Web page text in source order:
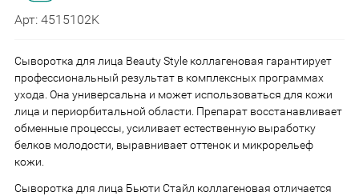
Арт: 4515102K
Сыворотка для лица Beauty Style коллагеновая гарантирует
профессиональный результат в комплексных программах
ухода. Она универсальна и может использоваться для кожи
лица и периорбитальной области. Препарат восстанавливает
обменные процессы, усиливает естественную выработку
белков молодости, выравнивает оттенок и микрорельеф
кожи.
Сыворотка для лица Бьюти Стайл коллагеновая отличается